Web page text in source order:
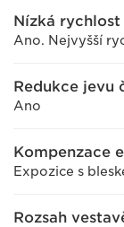
Nízká
Ano. Nejvyšší
Redukce jevu
Ano
Kompenzace
Expozice s
Rozsah